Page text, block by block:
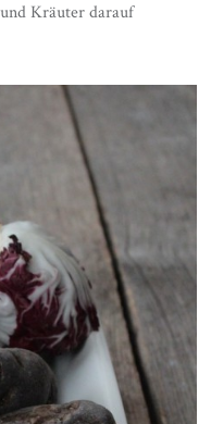
Kräuter darauf